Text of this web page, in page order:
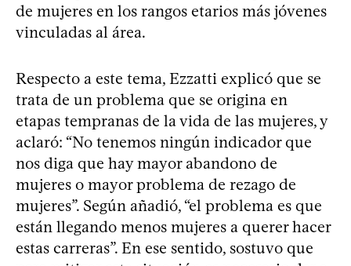
de mujeres en los rangos etarios más jóvenes
vinculadas al área.
Respecto a este tema, Ezzatti explicó que se
trata de un problema que se origina en
etapas tempranas de la vida de las mujeres, y
aclaró: “No tenemos ningún indicador que
nos diga que hay mayor abandono de
mujeres o mayor problema de rezago de
mujeres”. Según añadió, “el problema es que
están llegando menos mujeres a querer hacer
estas carreras”. En ese sentido, sostuvo que